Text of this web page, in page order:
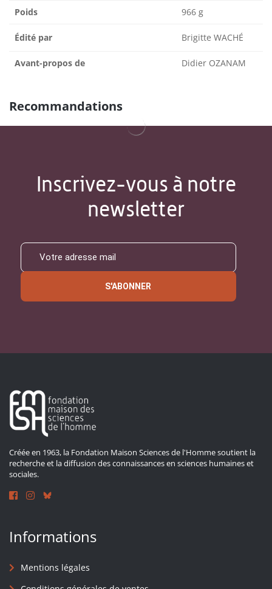
Poids 966 g
Édité par Brigitte WACHÉ
Avant-propos de Didier OZANAM
Recommandations
Inscrivez-vous à notre
newsletter
S'ABONNER
Créée en 1963, la Fondation Maison Sciences de l'Homme soutient la
recherche et la diffusion des connaissances en sciences humaines et
sociales.
Informations
Mentions légales